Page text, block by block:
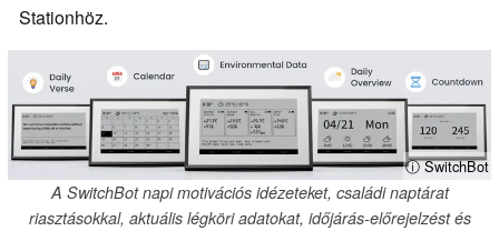
Stationhöz.
ⓘ SwitchBot
A SwitchBot napi motivációs idézeteket, családi naptárat
riasztásokkal, aktuális légköri adatokat, időjárás-előrejelzést és